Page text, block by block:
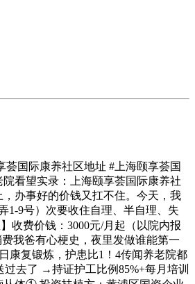
国际康养社区地址 #上海颐享荟国
看望实录：上海颐享荟国际康养社
办事好的价钱又扛不住。今天，我
1-9号）次要收住自理、半自理、失
收费价钱：3000元/月起（以院内报
我爸有心梗史，夜里发做谁能第一
康复锻炼，护患比1！4传闻养老院都
去了 →持证护工比例85%+每月培训